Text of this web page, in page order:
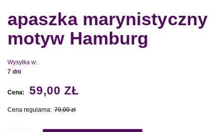
apaszka marynistyczny
motyw Hamburg
Wysyłka w:
7 dni
Cena: 59,00 ZŁ
Cena regularna: 79,00 zł